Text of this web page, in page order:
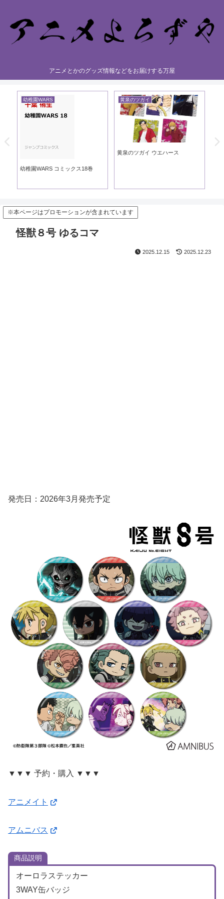
アニメとかのグッズ情報などをお届けする万屋
幼稚園WARS
幼稚園WARS コミックス18巻
黄泉のツガイ
黄泉のツガイ ウエハース
※本ページはプロモーションが含まれています
怪獣８号 ゆるコマ
2025.12.15 2025.12.23
発売日：2026年3月発売予定
▼▼▼ 予約・購入 ▼▼▼
アニメイト
アムニバス
商品説明
オーロラステッカー
3WAY缶バッジ